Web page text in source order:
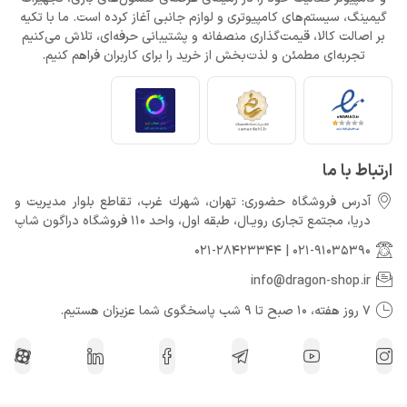
می‌دهد؟
خرداد 22, 1404
خرداد 22, 1404
گیمینگ، سیستم‌های کامپیوتری و لوازم جانبی آغاز کرده است. ما با تکیه
بر اصالت کالا، قیمت‌گذاری منصفانه و پشتیبانی حرفه‌ای، تلاش می‌کنیم
تجربه‌ای مطمئن و لذت‌بخش از خرید را برای کاربران فراهم کنیم.
ارتباط با ما
آدرس فروشگاه حضوری: تهران، شهرك غرب، تقاطع بلوار مدیریت و
دريا، مجتمع تجارى رويـال، طبقه اول، واحد 110 فروشگاه دراگون شاپ
021-91035390
021-28423344
info@dragon-shop.ir
7 روز هفته، 10 صبح تا 9 شب پاسخگوی شما عزیزان هستیم.